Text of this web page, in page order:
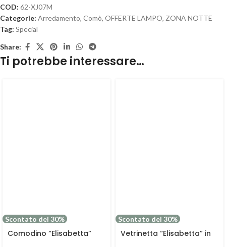
COD: 62-XJ07M
Categorie: Arredamento, Comò, OFFERTE LAMPO, ZONA NOTTE
Tag: Special
Share:
Ti potrebbe interessare…
Scontato del 30%
Comodino “Elisabetta”
Scontato del 30%
Vetrinetta “Elisabetta” in